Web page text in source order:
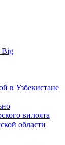
Big
в Узбекистане
вилоята
области